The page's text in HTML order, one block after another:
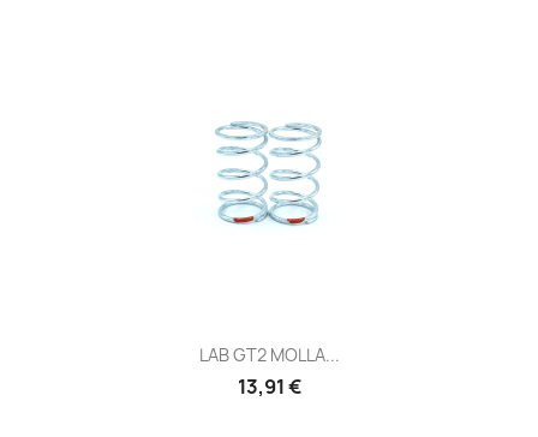
LAB GT2 MOLLA...
Prezzo
13,91 €